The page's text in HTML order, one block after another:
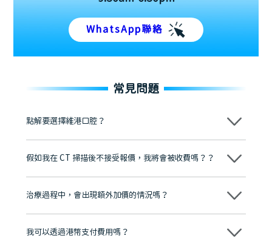
WhatsApp聯絡
常見問題
點解要選擇維港口腔？
維港口腔踐行「醫道濟世」的大學校訓，各分院匯聚來自香港、內地的
牌」、「2025香港企業領袖品牌」，是諾貝爾種植系統全球放心植牙中
至今已服務超過三十個國家和地區的顧客，受到粵港澳大灣區及周邊城
市市民極高的口碑評價及信任推薦 珠海、深圳設有八大分院，香港亦設
有咨詢及服務保障中心，有任何問題都可以隨時預約免費咨詢，讓人十
假如我在 CT 掃描後不接受報價，我將會被收費嗎？？
不會！只要未開始實際服務之前，你不會被收取任何費用。
治療過程中，會出現額外加價的情況嗎？
不會，治療前我們會詳細說明治療方案及對應的價錢，顧客同意並簽字
我可以透過港幣支付費用嗎？